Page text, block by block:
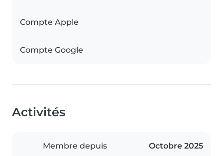
Compte Apple
Compte Google
Activités
Membre depuis Octobre 2025